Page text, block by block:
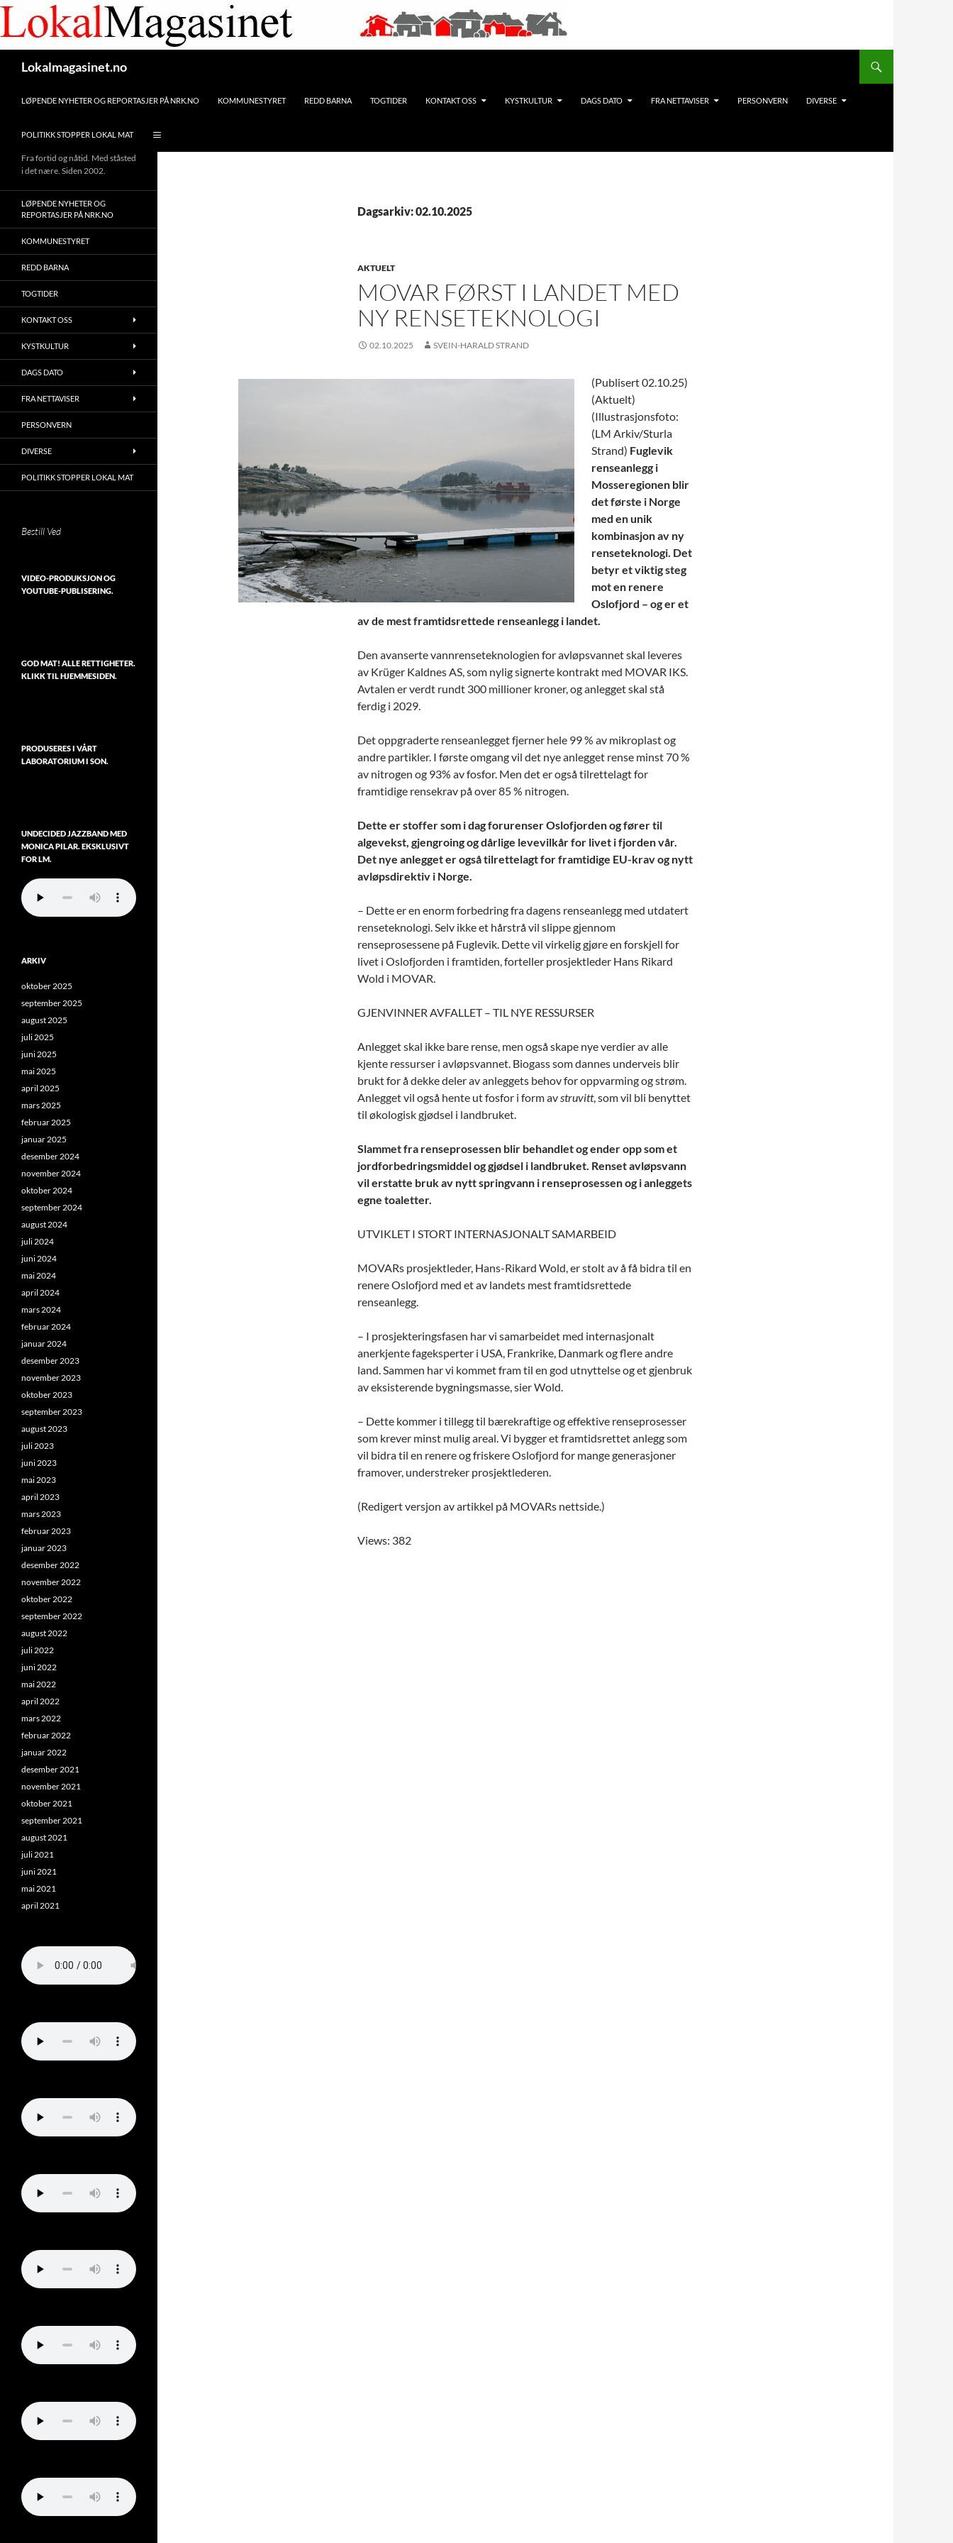
Gå
innhaldet
Lokalmagasinet.no
LØPENDE NYHETER OG REPORTASJER PÅ NRK.NO KOMMUNESTYRET REDD BARNA TOGTIDER KONTAKT OSS KYSTKULTUR DAGS DATO FRA NETTAVISER PERSONVERN DIVERSE
POLITIKK STOPPER LOKAL MAT
Dagsarkiv: 02.10.2025
AKTUELT
MOVAR FØRST I LANDET MED
NY RENSETEKNOLOGI
02.10.2025 SVEIN-HARALD STRAND
(Publisert 02.10.25)
(Aktuelt)
(Illustrasjonsfoto:
(LM Arkiv/Sturla
Strand) Fuglevik
renseanlegg i
Mosseregionen blir
det første i Norge
med en unik
kombinasjon av ny
renseteknologi. Det
betyr et viktig steg
mot en renere
Oslofjord – og er et
av de mest framtidsrettede renseanlegg i landet.
Den avanserte vannrenseteknologien for avløpsvannet skal leveres
av Krüger Kaldnes AS, som nylig signerte kontrakt med MOVAR IKS.
Avtalen er verdt rundt 300 millioner kroner, og anlegget skal stå
ferdig i 2029.
Det oppgraderte renseanlegget fjerner hele 99 % av mikroplast og
andre partikler. I første omgang vil det nye anlegget rense minst 70 %
av nitrogen og 93% av fosfor. Men det er også tilrettelagt for
framtidige rensekrav på over 85 % nitrogen.
Dette er stoffer som i dag forurenser Oslofjorden og fører til
algevekst, gjengroing og dårlige levevilkår for livet i fjorden vår.
Det nye anlegget er også tilrettelagt for framtidige EU-krav og nytt
avløpsdirektiv i Norge.
– Dette er en enorm forbedring fra dagens renseanlegg med utdatert
renseteknologi. Selv ikke et hårstrå vil slippe gjennom
renseprosessene på Fuglevik. Dette vil virkelig gjøre en forskjell for
livet i Oslofjorden i framtiden, forteller prosjektleder Hans Rikard
Wold i MOVAR.
GJENVINNER AVFALLET – TIL NYE RESSURSER
Anlegget skal ikke bare rense, men også skape nye verdier av alle
kjente ressurser i avløpsvannet. Biogass som dannes underveis blir
brukt for å dekke deler av anleggets behov for oppvarming og strøm.
Anlegget vil også hente ut fosfor i form avstruvitt, som vil bli benyttet
til økologisk gjødsel i landbruket.
Slammet fra renseprosessen blir behandlet og ender opp som et
jordforbedringsmiddel og gjødsel i landbruket. Renset avløpsvann
vil erstatte bruk av nytt springvann i renseprosessen og i anleggets
egne toaletter.
UTVIKLET I STORT INTERNASJONALT SAMARBEID
MOVARs prosjektleder, Hans-Rikard Wold, er stolt av å få bidra til en
renere Oslofjord med et av landets mest framtidsrettede
renseanlegg.
– I prosjekteringsfasen har vi samarbeidet med internasjonalt
anerkjente fageksperter i USA, Frankrike, Danmark og flere andre
land. Sammen har vi kommet fram til en god utnyttelse og et gjenbruk
av eksisterende bygningsmasse, sier Wold.
– Dette kommer i tillegg til bærekraftige og effektive renseprosesser
som krever minst mulig areal. Vi bygger et framtidsrettet anlegg som
vil bidra til en renere og friskere Oslofjord for mange generasjoner
framover, understreker prosjektlederen.
(Redigert versjon av artikkel på MOVARs nettside.)
Views: 382
Fra fortid og nåtid. Med ståsted
i det nære. Siden 2002.
LØPENDE NYHETER OG
REPORTASJER PÅ NRK.NO
KOMMUNESTYRET
REDD BARNA
TOGTIDER
KONTAKT OSS
KYSTKULTUR
DAGS DATO
FRA NETTAVISER
PERSONVERN
DIVERSE
POLITIKK STOPPER LOKAL MAT
Bestill Ved
VIDEO-PRODUKSJON OG
YOUTUBE-PUBLISERING.
GOD MAT! ALLE RETTIGHETER.
KLIKK TIL HJEMMESIDEN.
PRODUSERES I VÅRT
LABORATORIUM I SON.
UNDECIDED JAZZBAND MED
MONICA PILAR. EKSKLUSIVT
FOR LM.
ARKIV
oktober 2025
september 2025
august 2025
juli 2025
juni 2025
mai 2025
april 2025
mars 2025
februar 2025
januar 2025
desember 2024
november 2024
oktober 2024
september 2024
august 2024
juli 2024
juni 2024
mai 2024
april 2024
mars 2024
februar 2024
januar 2024
desember 2023
november 2023
oktober 2023
september 2023
august 2023
juli 2023
juni 2023
mai 2023
april 2023
mars 2023
februar 2023
januar 2023
desember 2022
november 2022
oktober 2022
september 2022
august 2022
juli 2022
juni 2022
mai 2022
april 2022
mars 2022
februar 2022
januar 2022
desember 2021
november 2021
oktober 2021
september 2021
august 2021
juli 2021
juni 2021
mai 2021
april 2021